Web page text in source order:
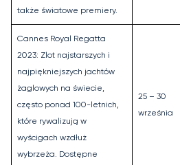
także światowe premiery.
Cannes Royal Regatta
2023: Zlot najstarszych i
najpiękniejszych jachtów
żaglowych na świecie,
często ponad 100-letnich,
które rywalizują w
wyścigach wzdłuż
wybrzeża. Dostępne
25 – 30
września